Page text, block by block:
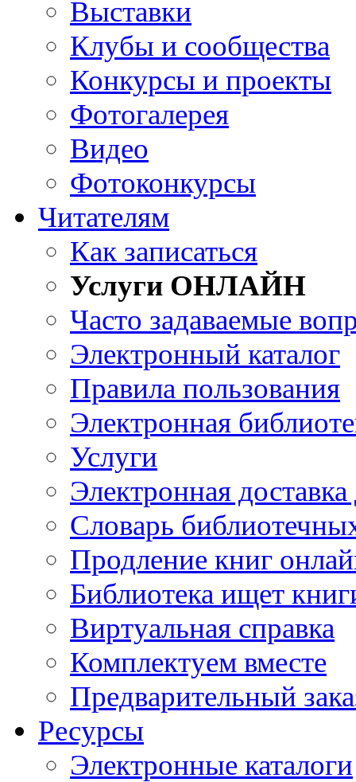
Выставки
Клубы и сообщества
Конкурсы и проекты
Фотогалерея
Видео
Фотоконкурсы
Читателям
Как записаться
Услуги ОНЛАЙН
Часто задаваемые
Электронный каталог
Правила пользования
Электронная
Услуги
Электронная
Словарь
Продление книг
Библиотека ищет
Виртуальная справка
Комплектуем вместе
Предварительный
Ресурсы
Электронные каталоги